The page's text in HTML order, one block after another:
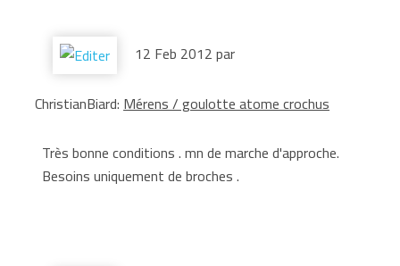
12 Feb 2012 par
ChristianBiard:Mérens / goulotte atome crochus
Très bonne conditions . mn de marche d'approche.
Besoins uniquement de broches .